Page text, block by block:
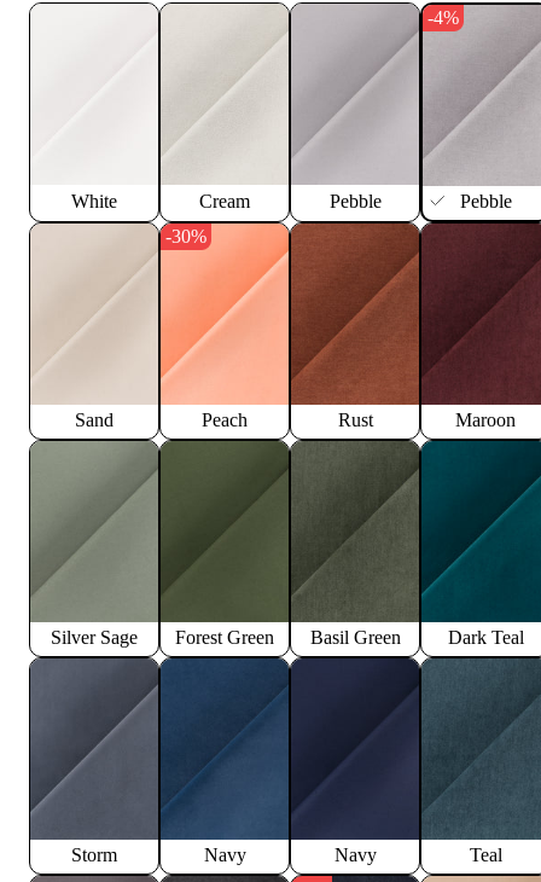
White Cream Pebble
-4%
Pebble
Sand
-30%
Peach Rust Maroon
Silver Sage Forest Green Basil Green Dark Teal
Storm Navy Navy
Teal